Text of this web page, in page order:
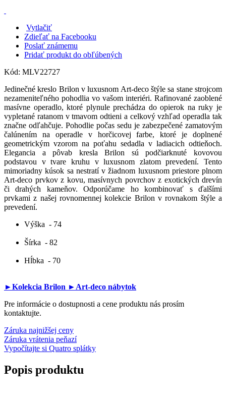
Vytlačiť
Zdieľať na Facebooku
Poslať známemu
Pridať produkt do obľúbených
Kód: MLV22727
Jedinečné kreslo Brilon v luxusnom Art-deco štýle sa stane strojcom
nezameniteľného pohodlia vo vašom interiéri. Rafinované zaoblené
masívne operadlo, ktoré plynule prechádza do opierok na ruky je
vypletané ratanom v tmavom odtieni a celkový vzhľad operadla tak
značne odľahčuje. Pohodlie počas sedu je zabezpečené zamatovým
čalúnením na operadle v horčicovej farbe, ktoré je doplnené
geometrickým vzorom na poťahu sedadla v ladiacich odtieňoch.
Elegancia a pôvab kresla Brilon sú podčiarknuté kovovou
podstavou v tvare kruhu v luxusnom zlatom prevedení. Tento
mimoriadny kúsok sa nestratí v žiadnom luxusnom priestore plnom
Art-deco prvkov z kovu, masívnych povrchov z exotických drevín
či drahých kameňov. Odporúčame ho kombinovať s ďalšími
prvkami z našej rovnomennej kolekcie Brilon v rovnakom štýle a
prevedení.
Výška - 74
Šírka - 82
Hĺbka - 70
►Kolekcia Brilon ►Art-deco nábytok
Pre informácie o dostupnosti a cene produktu nás prosím
kontaktujte.
Záruka najnižšej ceny
Záruka vrátenia peňazí
Vypočítajte si Quatro splátky
Popis produktu